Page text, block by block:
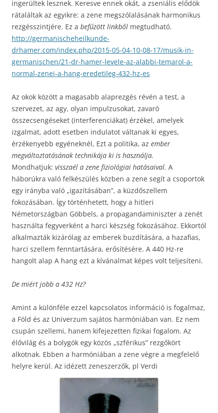
ingerültek lesznek. Keresve ennek okát, a zseniális elődök
rátaláltak az egyikre: a zene megszólalásának harmonikus
rezgésszintjére. Ez a befűzött linkből megtudható.
http://germanischeheilkunde-
drhamer.com/index.php/2015-05-04-10-08-17/musik-in-
germanischen/21-dr-hamer-levele-az-alabbi-temarol-a-
normal-zenei-a-hang-eredetileg-432-hz-es
Az okok között a magasabb alaprezgés révén a test, a
szervezet, az agy, olyan impulzusokat, zavaró
összecsengéseket (interferenciákat) érzékel, amelyek
izgalmat, adott esetben indulatot váltanak ki egyes,
érzékenyebb egyéneknél, Ezt a politika, az ember
megváltoztatásának technikája ki is használja.
Mondhatjuk: visszaél a zene fiziológiai hatásaival. A
háborúkra való felkészülés közben a zene segít a csoportok
egy irányba való „igazításában”, a küzdőszellem
fokozásában. Így történhetett, hogy a hitleri
Németországban Göbbels, a propagandaminiszter a zenét
használta fegyverként a harci készség fokozásához. Ekkortól
alkalmazták kizárólag az emberek buzdítására, a hazafias,
harci szellem fenntartására, erősítésére. A 440 Hz-re
hangolt alap A hang ezt a kívánalmat képes volt teljesíteni.
De miért jobb a 432 Hz?
Amint a különféle ezzel kapcsolatos információ is fogalmaz,
a Föld és az Univerzum sajátos harmóniában van. Ez nem
csupán szellemi, hanem kifejezetten fizikai fogalom. Az
élővilág és a bolygók egy közös „szférikus” rezgőkört
alkotnak. Ebben a harmóniában a zene végre a megfelelő
helyre kerül. Az idézett zeneszerzők, pl Verdi